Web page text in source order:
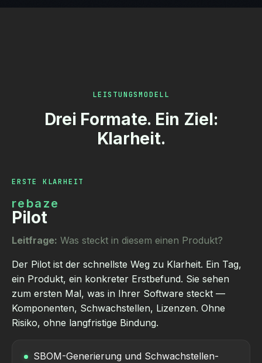
LEISTUNGSMODELL
Drei Formate. Ein Ziel:
Klarheit.
ERSTE KLARHEIT
rebaze
Pilot
Leitfrage: Was steckt in diesem einen Produkt?
Der Pilot ist der schnellste Weg zu Klarheit. Ein Tag,
ein Produkt, ein konkreter Erstbefund. Sie sehen
zum ersten Mal, was in Ihrer Software steckt —
Komponenten, Schwachstellen, Lizenzen. Ohne
Risiko, ohne langfristige Bindung.
SBOM-Generierung und Schwachstellen-